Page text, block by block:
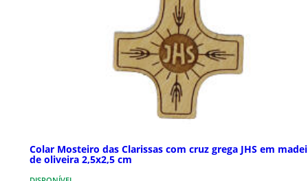
Colar Mosteiro das Clarissas com cruz grega JHS em
de oliveira 2,5x2,5 cm